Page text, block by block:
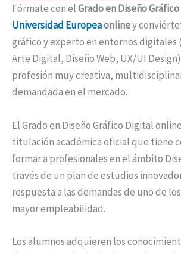
Fórmate con elGrado en Diseño
Universidad Europeaonliney
gráfico y experto en entornos digitales
Arte Digital, Diseño Web, UX/UI
profesión muy creativa,
demandada en el mercado.
El Grado en Diseño Gráfico Digital
titulación académica oficial que tiene
formar a profesionales en el ámbito
través de un plan de estudios
respuesta a las demandas de uno de
mayor empleabilidad.
Los alumnos adquieren los